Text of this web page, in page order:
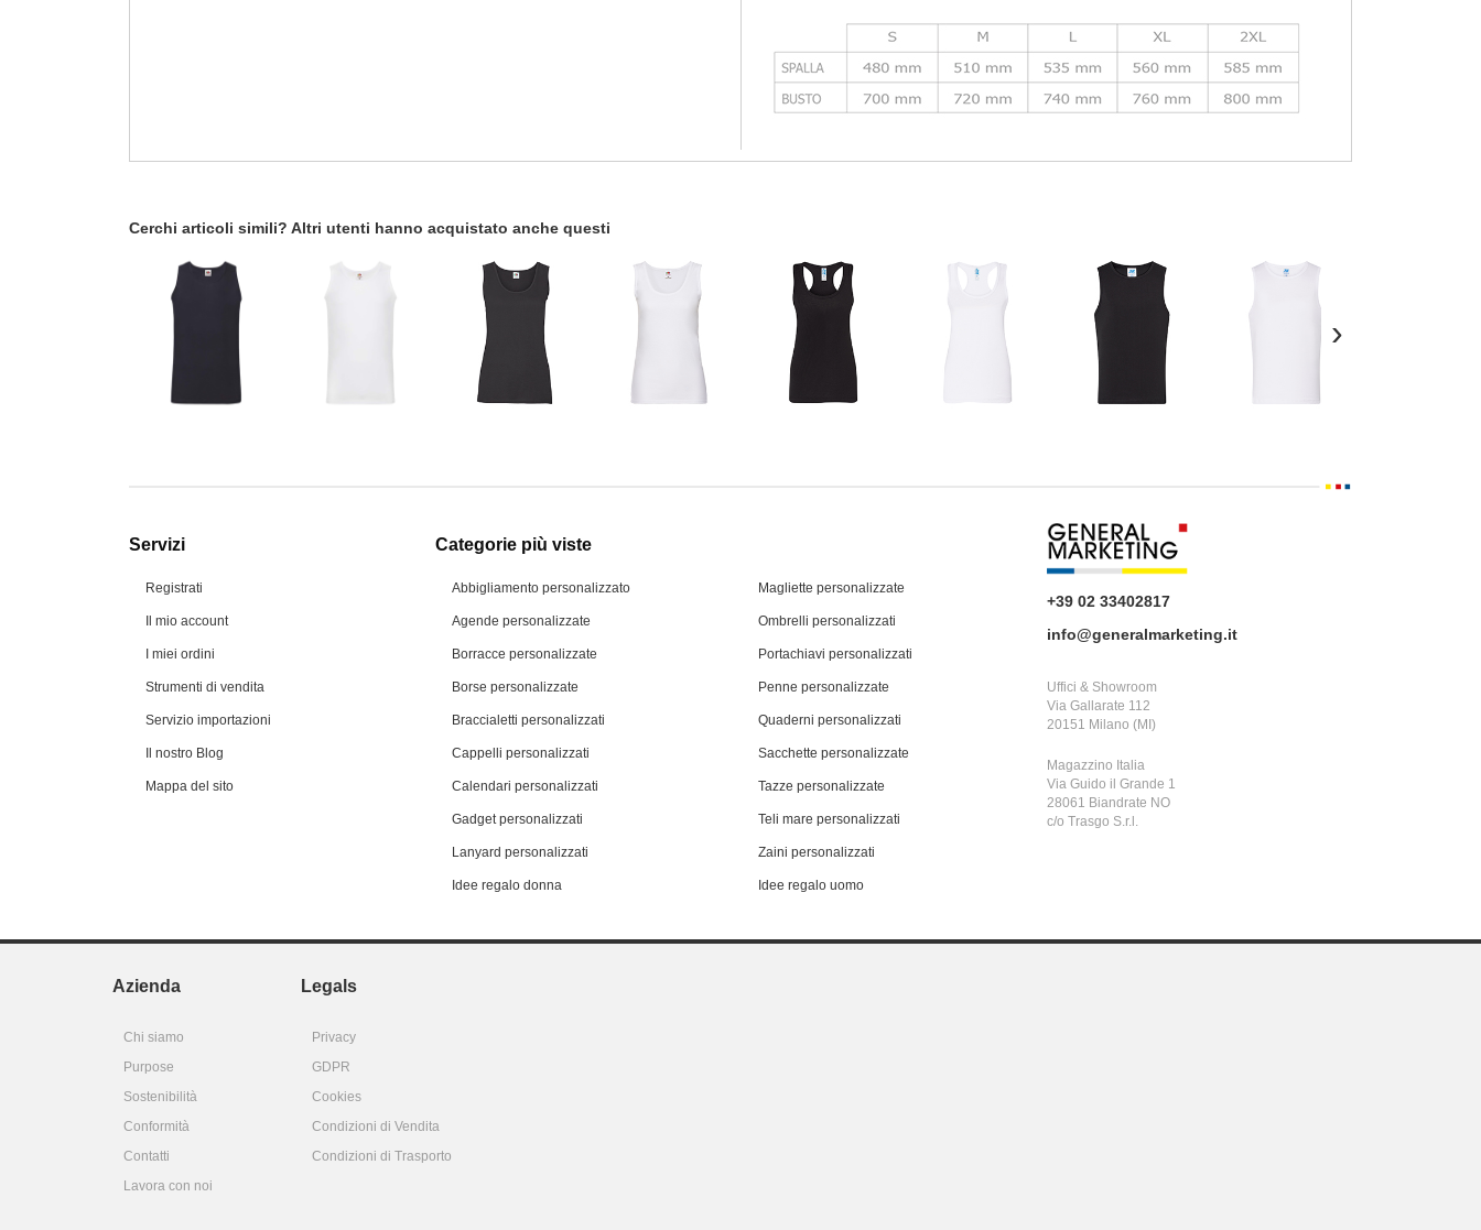
Cerchi articoli simili? Altri utenti hanno acquistato anche questi
›
Servizi
Registrati
Il mio account
I miei ordini
Strumenti di vendita
Servizio importazioni
Il nostro Blog
Mappa del sito
Categorie più viste
Abbigliamento personalizzato
Agende personalizzate
Borracce personalizzate
Borse personalizzate
Braccialetti personalizzati
Cappelli personalizzati
Calendari personalizzati
Gadget personalizzati
Lanyard personalizzati
Idee regalo donna
Magliette personalizzate
Ombrelli personalizzati
Portachiavi personalizzati
Penne personalizzate
Quaderni personalizzati
Sacchette personalizzate
Tazze personalizzate
Teli mare personalizzati
Zaini personalizzati
Idee regalo uomo
+39 02 33402817
info@generalmarketing.it
Uffici & Showroom
Via Gallarate 112
20151 Milano (MI)
Magazzino Italia
Via Guido il Grande 1
28061 Biandrate NO
c/o Trasgo S.r.l.
Azienda Legals
Chi siamo
Privacy
Purpose
GDPR
Sostenibilità
Cookies
Conformità
Condizioni di Vendita
Contatti
Condizioni di Trasporto
Lavora con noi